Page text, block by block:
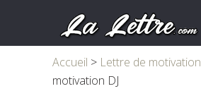
Accueil > Lettre de motivation
motivation DJ